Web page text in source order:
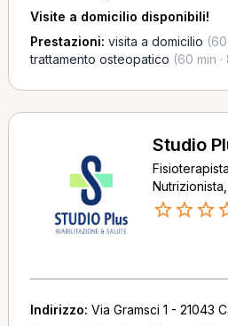
Visite a domicilio disponibili!
Prestazioni: visita a domicilio
trattamento osteopatico (60 min
Studio
Indirizzo: Via Gramsci 1 - 21043